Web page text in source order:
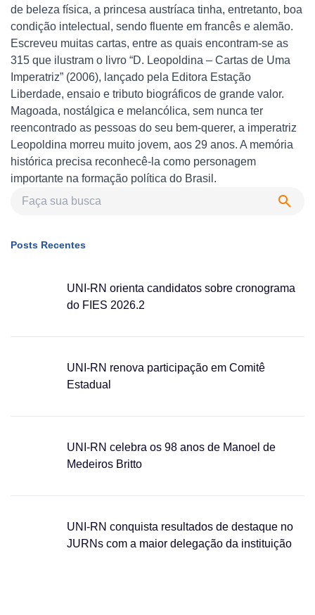
de beleza física, a princesa austríaca tinha, entretanto, boa
condição intelectual, sendo fluente em francês e alemão.
Escreveu muitas cartas, entre as quais encontram-se as
315 que ilustram o livro “D. Leopoldina – Cartas de Uma
Imperatriz” (2006), lançado pela Editora Estação
Liberdade, ensaio e tributo biográficos de grande valor.
Magoada, nostálgica e melancólica, sem nunca ter
reencontrado as pessoas do seu bem-querer, a imperatriz
Leopoldina morreu muito jovem, aos 29 anos. A memória
histórica precisa reconhecê-la como personagem
importante na formação política do Brasil.
Posts Recentes
UNI-RN orienta candidatos sobre cronograma
do FIES 2026.2
UNI-RN renova participação em Comitê
Estadual
UNI-RN celebra os 98 anos de Manoel de
Medeiros Britto
UNI-RN conquista resultados de destaque no
JURNs com a maior delegação da instituição